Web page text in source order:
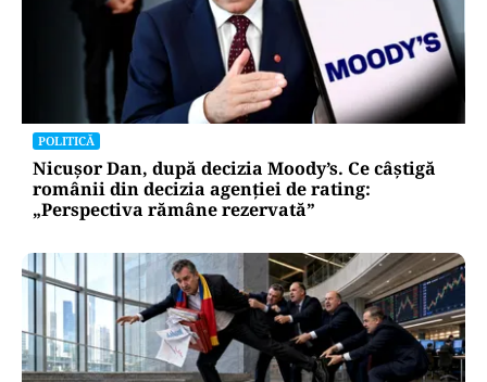
POLITICĂ
Nicușor Dan, după decizia Moody’s. Ce câștigă
românii din decizia agenției de rating:
„Perspectiva rămâne rezervată”